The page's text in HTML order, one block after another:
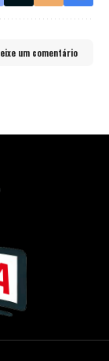
um comentário